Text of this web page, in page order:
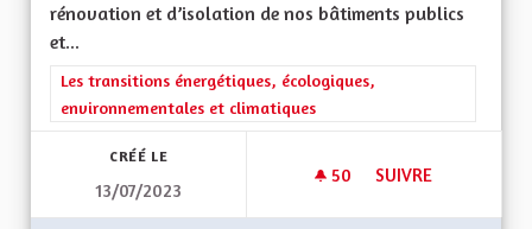
rénovation et d’isolation de nos bâtiments publics
et...
Filtrer les résultats de la catégorie : Les transitions
Les transitions énergétiques, écologiques,
environnementales et climatiques
CRÉÉ LE
13/07/2023
50 50 ABONNÉS
SUIVRE